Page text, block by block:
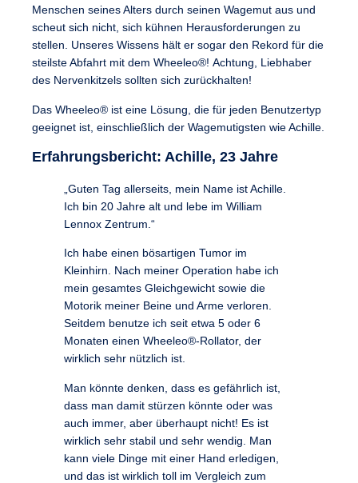
Menschen seines Alters durch seinen Wagemut aus und
scheut sich nicht, sich kühnen Herausforderungen zu
stellen. Unseres Wissens hält er sogar den Rekord für die
steilste Abfahrt mit dem Wheeleo®! Achtung, Liebhaber
des Nervenkitzels sollten sich zurückhalten!
Das Wheeleo® ist eine Lösung, die für jeden Benutzertyp
geeignet ist, einschließlich der Wagemutigsten wie Achille.
Erfahrungsbericht: Achille, 23 Jahre
„Guten Tag allerseits, mein Name ist Achille.
Ich bin 20 Jahre alt und lebe im William
Lennox Zentrum.“
Ich habe einen bösartigen Tumor im
Kleinhirn. Nach meiner Operation habe ich
mein gesamtes Gleichgewicht sowie die
Motorik meiner Beine und Arme verloren.
Seitdem benutze ich seit etwa 5 oder 6
Monaten einen Wheeleo®-Rollator, der
wirklich sehr nützlich ist.
Man könnte denken, dass es gefährlich ist,
dass man damit stürzen könnte oder was
auch immer, aber überhaupt nicht! Es ist
wirklich sehr stabil und sehr wendig. Man
kann viele Dinge mit einer Hand erledigen,
und das ist wirklich toll im Vergleich zum